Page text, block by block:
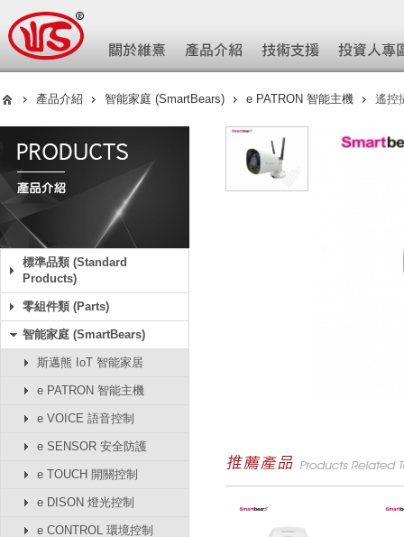
產品介紹 智能家庭 (SmartBears) e PATRON 智能主機 遙控
標準品類 (Standard
Products)
零組件類 (Parts)
智能家庭 (SmartBears)
斯邁熊 IoT 智能家居
e PATRON 智能主機
e VOICE 語音控制
e SENSOR 安全防護
e TOUCH 開關控制
e DISON 燈光控制
e CONTROL 環境控制